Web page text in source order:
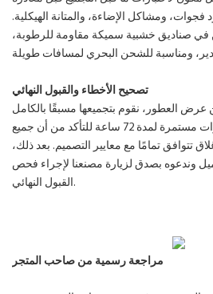
ومشاكل الإضاءة، والمتانة الهيكلية.
في صناديق خشبية سميكة مقاومة للرطوبة،
تصحيح الأخطاء والقبول النهائي
العطور، نقوم بتجميعها مسبقًا بالكامل
في مصنعنا، ونجري اختبارات مستمرة لمدة 72 ساعة للتأكد من أن جميع
تتوافق تمامًا مع معايير التصميم. بعد ذلك،
وندعوه بصدق لزيارة مصنعنا لإجراء فحص
القبول النهائي.
مراجعة رسمية من صاحب المتجر